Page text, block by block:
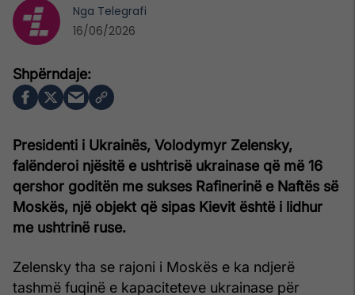
Presidenti i Ukrainës, Volodymyr Zelensky,
falënderoi njësitë e ushtrisë ukrainase që më 16
qershor goditën me sukses Rafinerinë e Naftës së
Moskës, një objekt që sipas Kievit është i lidhur
me ushtrinë ruse.
Zelensky tha se rajoni i Moskës e ka ndjerë
tashmë fuqinë e kapaciteteve ukrainase për
Nga Telegrafi
16/06/2026